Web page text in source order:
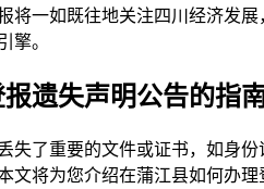
将一如既往地关注四川经济发
擎。
遗失声明公告的指
失了重要的文件或证书，如身
文将为您介绍在蒲江县如何办理